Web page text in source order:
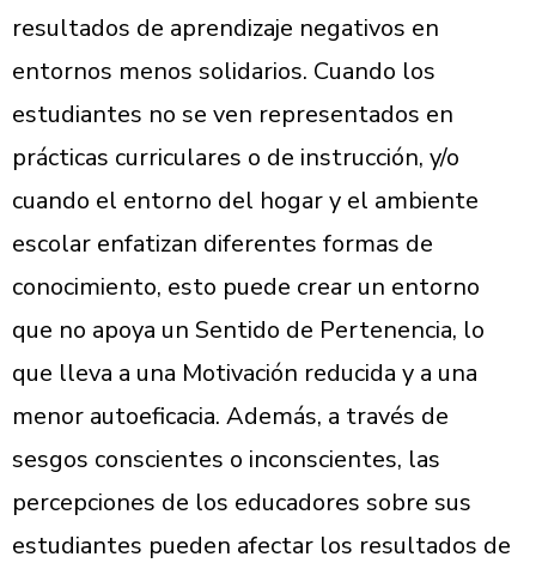
resultados de aprendizaje negativos en
entornos menos solidarios. Cuando los
estudiantes no se ven representados en
prácticas curriculares o de instrucción, y/o
cuando el entorno del hogar y el ambiente
escolar enfatizan diferentes formas de
conocimiento, esto puede crear un entorno
que no apoya un Sentido de Pertenencia, lo
que lleva a una Motivación reducida y a una
menor autoeficacia. Además, a través de
sesgos conscientes o inconscientes, las
percepciones de los educadores sobre sus
estudiantes pueden afectar los resultados de